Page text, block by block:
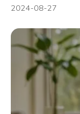
2024-08-27